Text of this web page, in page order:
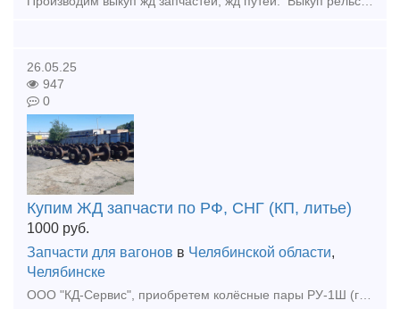
26.05.25
947
0
Купим ЖД запчасти по РФ, СНГ (КП, литье)
1000 руб.
Запчасти для вагонов в Челябинской области,
Челябинске
ООО "КД-Сервис", приобретем колёсные пары РУ-1Ш (годные к переформированию) в сборе с буксовым узлом. Рассмотрим к покупке ремонтопригодные и отремонтированные колёсные пары по всем депо РФ и СНГ. Усл